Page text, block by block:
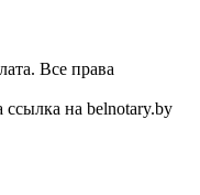
Все права
ссылка на belnotary.by